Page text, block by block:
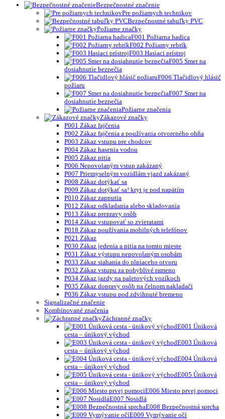
Bezpečnostné značenie
Pre požiarnych technikov
Bezpečnostné tabuľky PVC
Požiarne značky
F001 Požiarna hadica
F002 Požiarny rebrík
F003 Hasiaci prístroj
F005 Smer na
dosiahnutie bezpečia
F006 Tlačidlový hlásič
požiaru
F007 Smer na
dosiahnutie bezpečia
Požiarne značenia
Zákazové značky
P001 Zákaz fajčenia
P002 Zákaz fajčenia a používania otvoreného ohňa
P003 Zákaz vstupu pre chodcov
P004 Zákaz hasenia vodou
P005 Zákaz pitia
P006 Nepovolaným vstup zakázaný
P007 Priemyselným vozidlám vjazd zakázaný
P008 Zákaz dotýkať sa
P009 Zákaz dotýkať sa! kryt je pod napätím
P010 Zákaz zapnutia
P012 Zákaz odkladania alebo skladovania
P013 Zákaz prepravy osôb
P014 Zákaz vstupovať so zvieratami
P018 Zákaz používania mobilných telefónov
P021 Zákaz
P030 Zákaz jedenia a pitia na tomto mieste
P031 Zákaz výstupu nepovolaným osobám
P033 Zákaz siahania do plniaceho otvoru
P032 Zákaz vstupu za pohyblivé rameno
P034 Zákaz jazdy na paletových vozíkoch
P035 Zákaz dopravy osôb na čelnom nakladači
P036 Zákaz vstupu pod zdvihnuté bremeno
Signalizačné značenie
Kombinované značenia
Záchranné značky
E001 Úniková
cesta – únikový východ
E003 Úniková
cesta – únikový východ
E004 Úniková
cesta – únikový východ
E005 Ůniková
cesta – únikový východ
E006 Miesto prvej pomoci
E007 Nosidlá
E008 Bezpečnostná sprcha
E009 Vymývanie očí